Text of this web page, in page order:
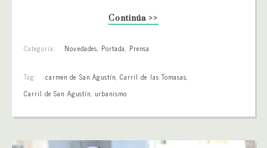
Continúa >>
Categoría: Novedades, Portada, Prensa
Tag: carmen de San Agustín,Carril de las Tomasas,
Carril de San Agustín, urbanismo